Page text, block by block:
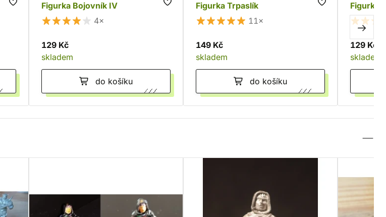
Figurka Bojovník IV
4×
129 Kč
skladem
do košíku
Figurka Trpaslík
11×
149 Kč
skladem
do košíku
Figurka
129 Kč
skladem